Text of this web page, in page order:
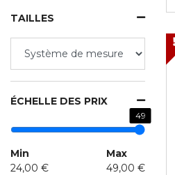
TAILLES
ÉCHELLE DES PRIX
49
Min
24,00 €
Max
49,00 €